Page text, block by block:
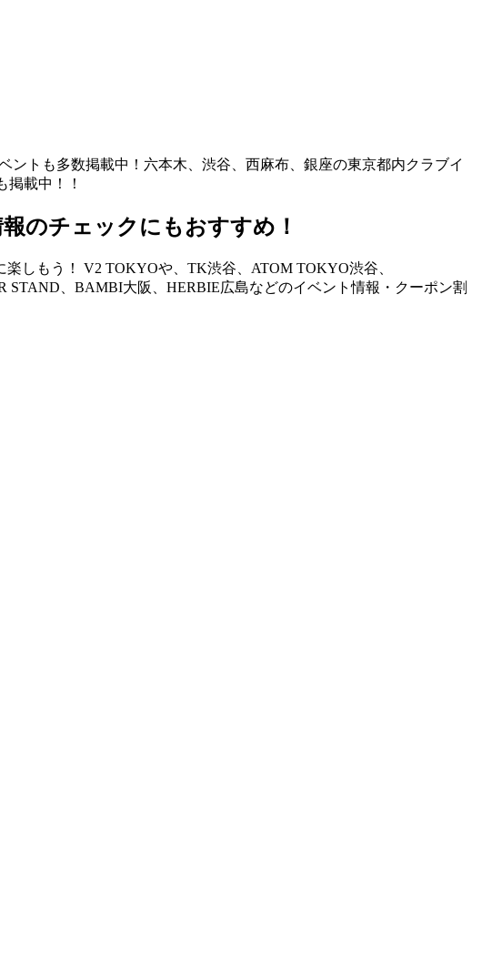
トも多数掲載中！六本木、渋谷、西麻布、銀座の東京都内クラブイ
載中！！
のチェックにもおすすめ！
しもう！ V2 TOKYOや、TK渋谷、ATOM TOKYO渋谷、
、BAMBI大阪、HERBIE広島などのイベント情報・クーポン割